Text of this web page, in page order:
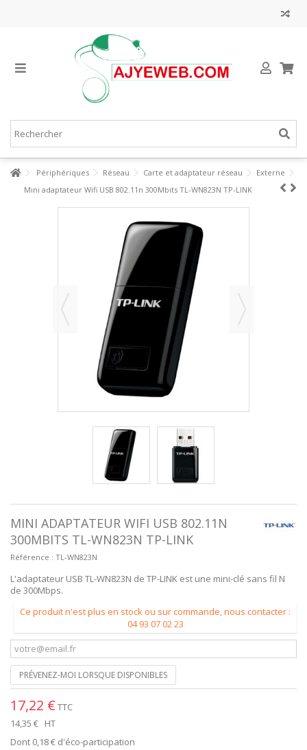
Périphériques Réseau Carte et adaptateur réseau
Externe
Mini adaptateur Wifi USB 802.11n 300Mbits TL-WN823N TP-LINK
MINI ADAPTATEUR WIFI USB 802.11N
300MBITS TL-WN823N TP-LINK
Référence : TL-WN823N
L'adaptateur USB TL-WN823N de TP-LINK est une mini-clé sans fil N
de 300Mbps.
Ce produit n'est plus en stock ou sur commande, nous contacter :
04 93 07 02 23
PRÉVENEZ-MOI LORSQUE DISPONIBLES
17,22 € TTC
14,35 € HT
Dont 0,18 € d'éco-participation